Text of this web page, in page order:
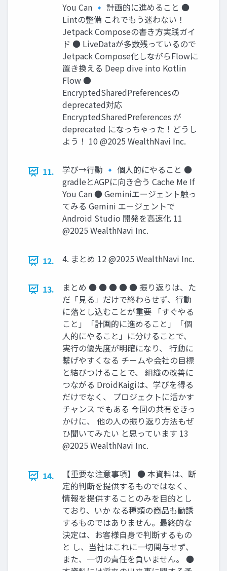
You Can 🔹 計画的に進めること ●
Lintの整備 これでもう迷わない！
Jetpack Composeの書き⽅実践ガイ
ド ● LiveDataが多数残っているので
Jetpack Compose化しながらFlowに
置き換える Deep dive into Kotlin
Flow ●
EncryptedSharedPreferencesの
deprecated対応
EncryptedSharedPreferences が
deprecated になっちゃった！どうし
よう！ 10 @2025 WealthNavi Inc.
11.
学び→⾏動 🔹 個⼈的にやること ●
gradleとAGPに向き合う Cache Me If
You Can ● Geminiエージェント触っ
てみる Gemini エージェントで
Android Studio 開発を⾼速化 11
@2025 WealthNavi Inc.
12. 4. まとめ 12 @2025 WealthNavi Inc.
13.
まとめ ● ● ● ● ● 振り返りは、た
だ「⾒る」だけで終わらせず、⾏動
に落とし込むことが重要 「すぐやる
こと」「計画的に進めること」「個
人的にやること」に分けることで、
実行の優先度が明確になり、 行動に
繋げやすくなる チームや会社の目標
と結びつけることで、 組織の改善に
つながる DroidKaigiは、学びを得る
だけでなく、 プロジェクトに活かす
チャンス でもある 今回の共有をきっ
かけに、 他の人の振り返り方法もぜ
ひ聞いてみたい と思っています 13
@2025 WealthNavi Inc.
14.
【重要な注意事項】 ● 本資料は、断
定的判断を提供するものではなく、
情報を提供することのみを⽬的とし
ており、いか なる種類の商品も勧誘
するものではありません。最終的な
決定は、お客様⾃⾝で判断するもの
と し、当社はこれに⼀切関与せず、
また、⼀切の責任を負いません。 ●